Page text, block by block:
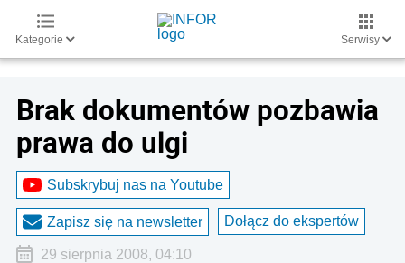
Kategorie Serwisy
Brak dokumentów pozbawia
prawa do ulgi
Subskrybuj nas na Youtube
Zapisz się na newsletter Dołącz do ekspertów
29 sierpnia 2008, 04:10